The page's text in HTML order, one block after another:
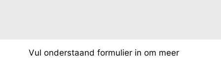
Vul onderstaand formulier in om meer